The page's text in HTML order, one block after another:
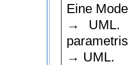
Eine
→
UML.
→ UML.